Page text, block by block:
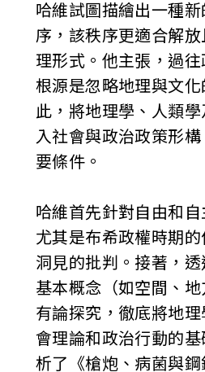
哈維試圖描繪出一種
序，該秩序更適合解
理形式。他主張，過
根源是忽略地理與文化
此，將地理學、人類
入社會與政治政策形
要條件。
哈維首先針對自由和自
尤其是布希政權時期
洞見的批判。接著，
基本概念（如空間、
有論探究，徹底將地
會理論和政治行動的基
析了《槍炮、病菌與